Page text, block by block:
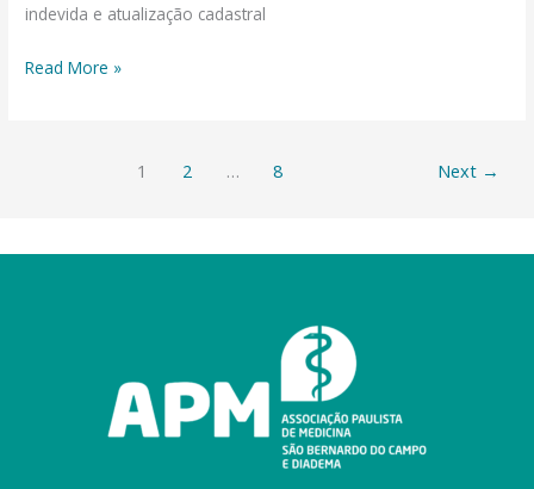
indevida e atualização cadastral
Read More »
1 2 … 8 Next →